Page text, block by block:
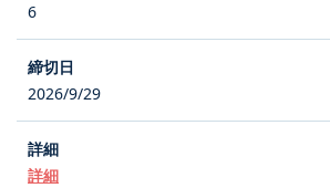
6
2026/9/29
詳細